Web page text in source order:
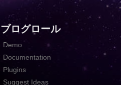
ブログロール
Demo
Documentation
Plugins
Suggest Ideas